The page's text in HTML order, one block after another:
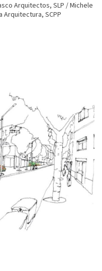
Arquitectos, SLP / Michele
Arquitectura, SCPP